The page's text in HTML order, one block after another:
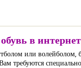
в
или волейболом,
требуются